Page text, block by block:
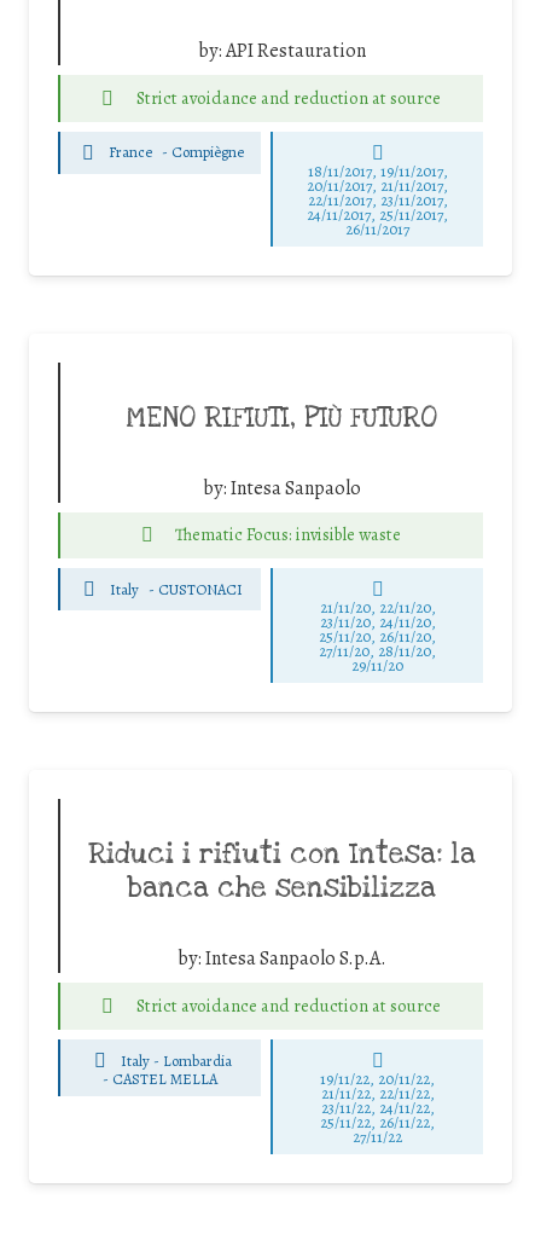
by:API Restauration
Strict avoidance and reduction at source
France - Compiègne
18/11/2017, 19/11/2017,
20/11/2017, 21/11/2017,
22/11/2017, 23/11/2017,
24/11/2017, 25/11/2017,
26/11/2017
MENO RIFIUTI, PIÙ FUTURO
by:Intesa Sanpaolo
Thematic Focus: invisible waste
Italy - CUSTONACI
21/11/20, 22/11/20,
23/11/20, 24/11/20,
25/11/20, 26/11/20,
27/11/20, 28/11/20,
29/11/20
Riduci i rifiuti con Intesa: la
banca che sensibilizza
by:Intesa Sanpaolo S.p.A.
Strict avoidance and reduction at source
Italy - Lombardia
- CASTEL MELLA 19/11/22, 20/11/22,
21/11/22, 22/11/22,
23/11/22, 24/11/22,
25/11/22, 26/11/22,
27/11/22